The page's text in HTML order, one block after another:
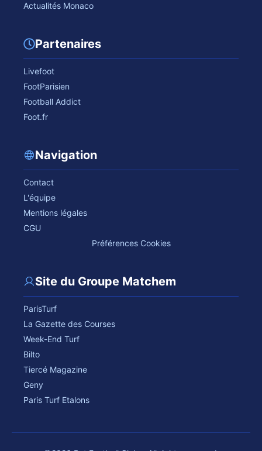
Actualités Monaco
Partenaires
Livefoot
FootParisien
Football Addict
Foot.fr
Navigation
Contact
L'équipe
Mentions légales
CGU
Préférences Cookies
Site du Groupe Matchem
ParisTurf
La Gazette des Courses
Week-End Turf
Bilto
Tiercé Magazine
Geny
Paris Turf Etalons